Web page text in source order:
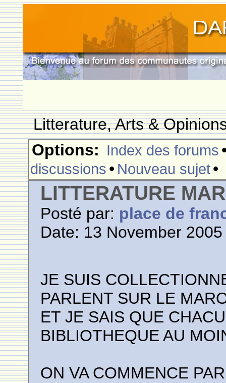
Litterature, Arts &
Options: Index des forums
discussions • Nouveau sujet•
LITTERATURE
Posté par: place de
Date: 13 November
JE SUIS
PARLENT SUR LE
ET JE SAIS QUE
BIBLIOTHEQUE AU
ON VA COMMENCE